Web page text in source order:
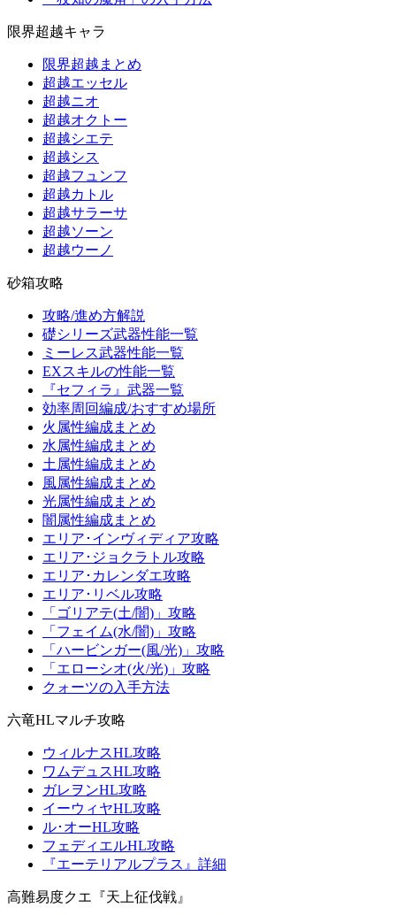
限界超越キャラ
限界超越まとめ
超越エッセル
超越ニオ
超越オクトー
超越シエテ
超越シス
超越フュンフ
超越カトル
超越サラーサ
超越ソーン
超越ウーノ
砂箱攻略
攻略/進め方解説
礎シリーズ武器性能一覧
ミーレス武器性能一覧
EXスキルの性能一覧
『セフィラ』武器一覧
効率周回編成/おすすめ場所
火属性編成まとめ
水属性編成まとめ
土属性編成まとめ
風属性編成まとめ
光属性編成まとめ
闇属性編成まとめ
エリア･インヴィディア攻略
エリア･ジョクラトル攻略
エリア･カレンダエ攻略
エリア･リベル攻略
「ゴリアテ(土/闇)」攻略
「フェイム(水/闇)」攻略
「ハービンガー(風/光)」攻略
「エローシオ(火/光)」攻略
クォーツの入手方法
六竜HLマルチ攻略
ウィルナスHL攻略
ワムデュスHL攻略
ガレヲンHL攻略
イーウィヤHL攻略
ル･オーHL攻略
フェディエルHL攻略
『エーテリアルプラス』詳細
高難易度クエ『天上征伐戦』